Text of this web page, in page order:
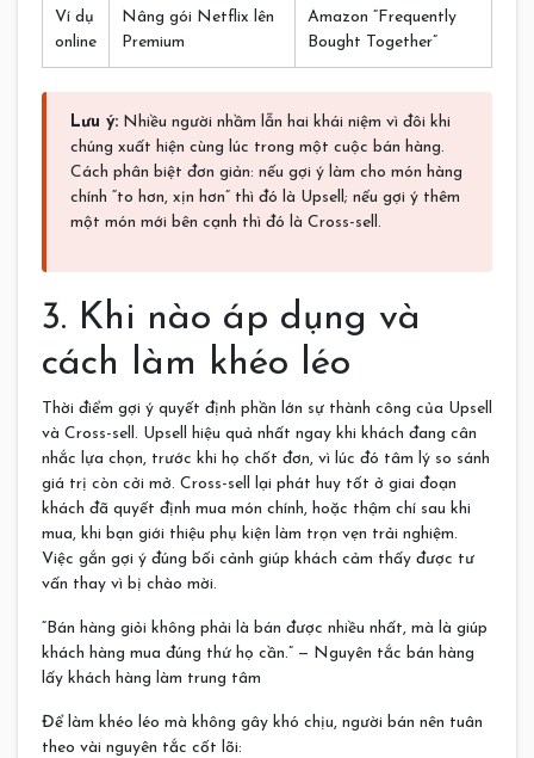
Ví dụ
online
Nâng gói Netflix lên
Premium
Amazon “Frequently
Bought Together”
Lưu ý: Nhiều người nhầm lẫn hai khái niệm vì đôi khi
chúng xuất hiện cùng lúc trong một cuộc bán hàng.
Cách phân biệt đơn giản: nếu gợi ý làm cho món hàng
chính “to hơn, xịn hơn” thì đó là Upsell; nếu gợi ý thêm
một món mới bên cạnh thì đó là Cross-sell.
3. Khi nào áp dụng và
cách làm khéo léo
Thời điểm gợi ý quyết định phần lớn sự thành công của Upsell
và Cross-sell. Upsell hiệu quả nhất ngay khi khách đang cân
nhắc lựa chọn, trước khi họ chốt đơn, vì lúc đó tâm lý so sánh
giá trị còn cởi mở. Cross-sell lại phát huy tốt ở giai đoạn
khách đã quyết định mua món chính, hoặc thậm chí sau khi
mua, khi bạn giới thiệu phụ kiện làm trọn vẹn trải nghiệm.
Việc gắn gợi ý đúng bối cảnh giúp khách cảm thấy được tư
vấn thay vì bị chào mời.
“Bán hàng giỏi không phải là bán được nhiều nhất, mà là giúp
khách hàng mua đúng thứ họ cần.” — Nguyên tắc bán hàng
lấy khách hàng làm trung tâm
Để làm khéo léo mà không gây khó chịu, người bán nên tuân
theo vài nguyên tắc cốt lõi: